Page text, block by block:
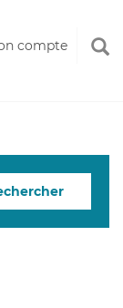
compte